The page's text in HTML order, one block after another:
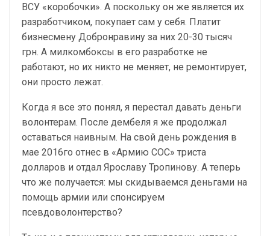
ВСУ «коробочки». А поскольку он же является их
разработчиком, покупает сам у себя. Платит
бизнесмену Добронравину за них 20-30 тысяч
грн. А милкомбоксы в его разработке не
работают, но их никто не меняет, не ремонтирует,
они просто лежат.
Когда я все это понял, я перестал давать деньги
волонтерам. После дембеля я же продолжал
оставаться наивным. На свой день рождения в
мае 2016го отнес в «Армию СОС» триста
долларов и отдал Ярославу Тропинову. А теперь
что же получается: мы скидываемся деньгами на
помощь армии или спонсируем
псевдоволонтерство?